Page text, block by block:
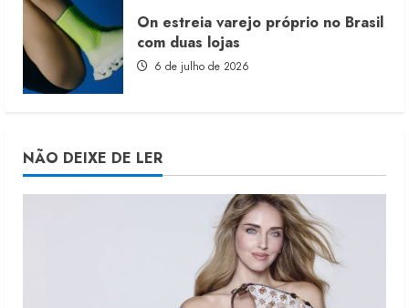
On estreia varejo próprio no Brasil
com duas lojas
6 de julho de 2026
NÃO DEIXE DE LER